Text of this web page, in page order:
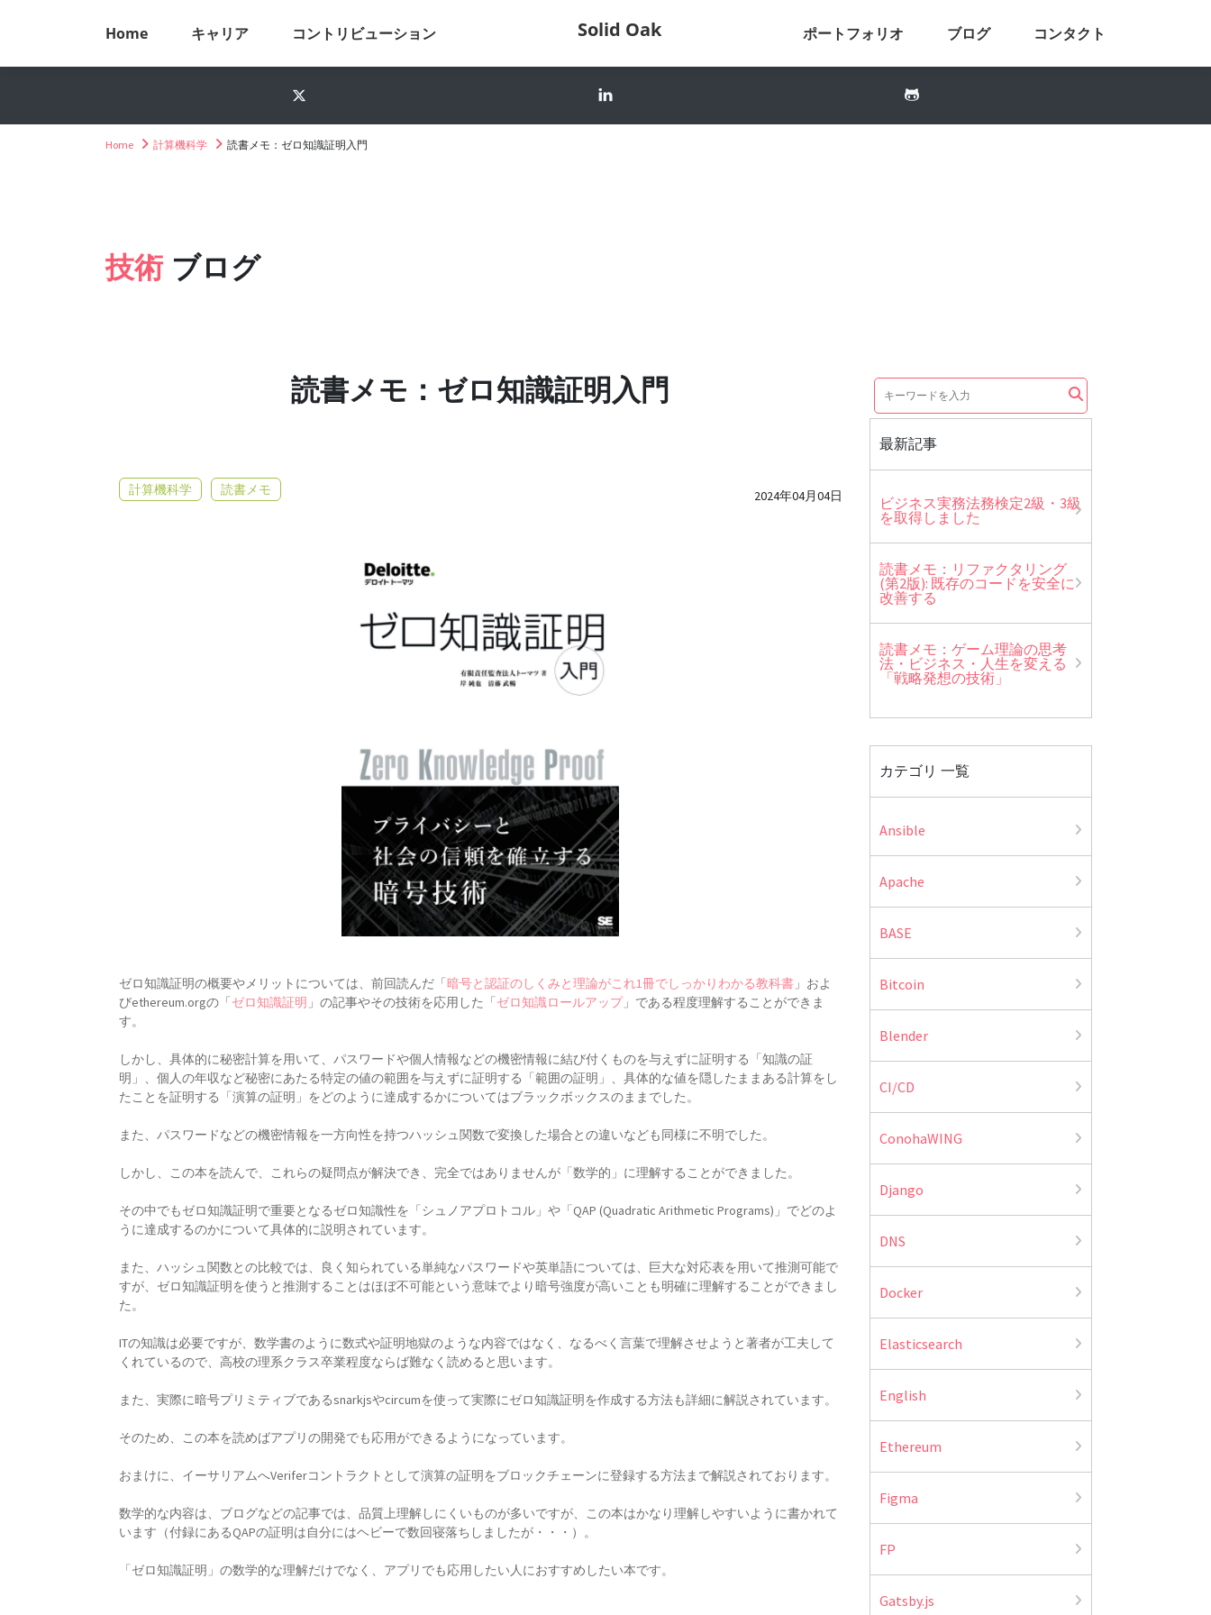
Home キャリア コントリビューション Solid Oak ポートフォリオ ブログ コンタクト
Home 計算機科学 読書メモ：ゼロ知識証明入門
技術 ブログ
読書メモ：ゼロ知識証明入門
計算機科学 読書メモ 2024年04月04日
ゼロ知識証明の概要やメリットについては、前回読んだ「暗号と認証のしくみと理論がこれ1冊でしっかりわかる教科書 」およ
びethereum.orgの「ゼロ知識証明 」の記事やその技術を応用した「ゼロ知識ロールアップ」である程度理解することができま
す。
しかし、具体的に秘密計算を用いて、パスワードや個人情報などの機密情報に結び付くものを与えずに証明する「知識の証
明」、個人の年収など秘密にあたる特定の値の範囲を与えずに証明する「範囲の証明」、具体的な値を隠したままある計算をし
たことを証明する「演算の証明」をどのように達成するかについてはブラックボックスのままでした。
また、パスワードなどの機密情報を一方向性を持つハッシュ関数で変換した場合との違いなども同様に不明でした。
しかし、この本を読んで、これらの疑問点が解決でき、完全ではありませんが「数学的」に理解することができました。
その中でもゼロ知識証明で重要となるゼロ知識性を「シュノアプロトコル」や「QAP (Quadratic Arithmetic Programs)」でどのよ
うに達成するのかについて具体的に説明されています。
また、ハッシュ関数との比較では、良く知られている単純なパスワードや英単語については、巨大な対応表を用いて推測可能で
すが、ゼロ知識証明を使うと推測することはほぼ不可能という意味でより暗号強度が高いことも明確に理解することができまし
た。
ITの知識は必要ですが、数学書のように数式や証明地獄のような内容ではなく、なるべく言葉で理解させようと著者が工夫して
くれているので、高校の理系クラス卒業程度ならば難なく読めると思います。
また、実際に暗号プリミティブであるsnarkjsやcircumを使って実際にゼロ知識証明を作成する方法も詳細に解説されています。
そのため、この本を読めばアプリの開発でも応用ができるようになっています。
おまけに、イーサリアムへVeriferコントラクトとして演算の証明をブロックチェーンに登録する方法まで解説されております。
数学的な内容は、ブログなどの記事では、品質上理解しにくいものが多いですが、この本はかなり理解しやすいように書かれて
います（付録にあるQAPの証明は自分にはヘビーで数回寝落ちしましたが・・・）。
「ゼロ知識証明」の数学的な理解だけでなく、アプリでも応用したい人におすすめしたい本です。
最新記事
ビジネス実務法務検定2級・3級
を取得しました
読書メモ：リファクタリング
(第2版): 既存のコードを安全に
改善する
読書メモ：ゲーム理論の思考
法・ビジネス・人生を変える
「戦略発想の技術」
カテゴリ 一覧
Ansible
Apache
BASE
Bitcoin
Blender
CI/CD
ConohaWING
Django
DNS
Docker
Elasticsearch
English
Ethereum
Figma
FP
Gatsby.js